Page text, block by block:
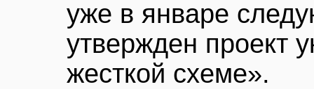
уже в январе
утвержден проект
жесткой схеме».